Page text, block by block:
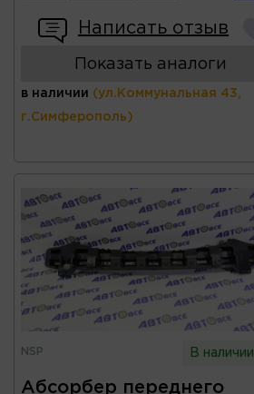
Написать отзыв
Показать аналоги
в наличии (ул.Коммунальная 43,
г.Симферополь)
NSP В наличии
Абсорбер переднего